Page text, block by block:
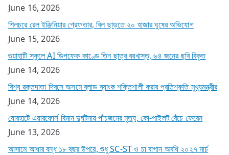
June 16, 2026
শিলচরে রেল ইঞ্জিনিয়ার গ্রেফতার, বিল ছাড়তে ২০ হাজার ঘুষের অভিযোগ
June 15, 2026
গুয়াহাটি স্কুলে AI ডিপফেক কাণ্ডে তিন ছাত্র বরখাস্ত, ৬৪ জনের ছবি বিকৃত
June 14, 2026
বিশ্ব রক্তদাতা দিবসে অসমে ব্লাড ব্যাংক শক্তিশালী করার প্রতিশ্রুতি মুখ্যমন্ত্রীর
June 14, 2026
যোরহাটে এয়ারফোর্স বিমান দুর্ঘটনায় পাঁচজনের মৃত্যু, কো-পাইলট বেঁচে ফেরেন
June 13, 2026
আসামে আধার বন্ধ ১৮ বছর উপরে, শুধু SC-ST ও চা বাগান অবধি ২০২৭ মার্চ